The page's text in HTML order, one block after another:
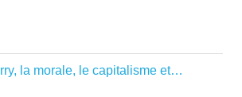
la morale, le capitalisme et…